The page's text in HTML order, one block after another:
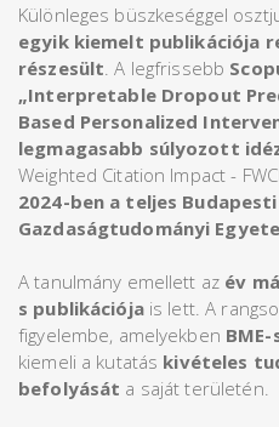
Különleges büszkeséggel
egyik kiemelt publikációja
részesült . A legfrissebb
„Interpretable Dropout
Based Personalized
legmagasabb súlyozott
Weighted Citation Impact -
2024-ben a teljes
Gazdaságtudományi
A tanulmány emellett az év
s publikációjais lett. A
figyelembe, amelyekben
kiemeli a kutatás kivételes
befolyását a saját területén.